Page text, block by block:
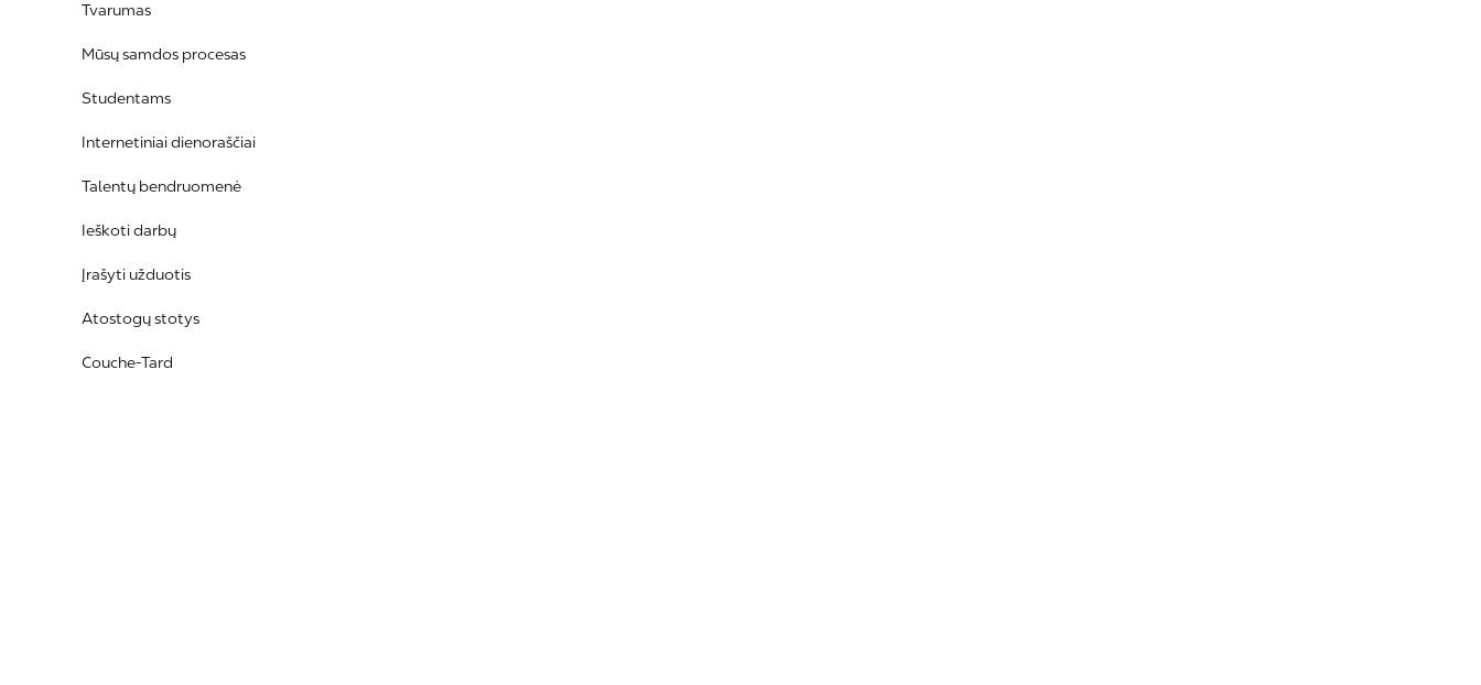
Tvarumas
Mūsų samdos procesas
Studentams
Internetiniai dienoraščiai
Talentų bendruomenė
Ieškoti darbų
Įrašyti užduotis
Atostogų stotys
Couche-Tard